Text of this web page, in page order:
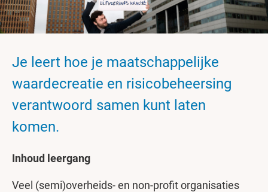
Je leert hoe je maatschappelijke
waardecreatie en risicobeheersing
verantwoord samen kunt laten
komen.
Inhoud leergang
Veel (semi)overheids- en non-profit organisaties